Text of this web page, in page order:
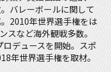
バレーボールに関して
2010年世界選手権をは
スなど海外観戦多数。
デュースを開始。スポ
年世界選手権を取材。